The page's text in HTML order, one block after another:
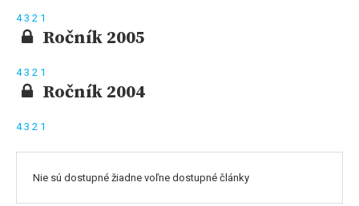
43 2 1
Ročník 2005
43 2 1
Ročník 2004
43 2 1
Nie sú dostupné žiadne voľne dostupné články